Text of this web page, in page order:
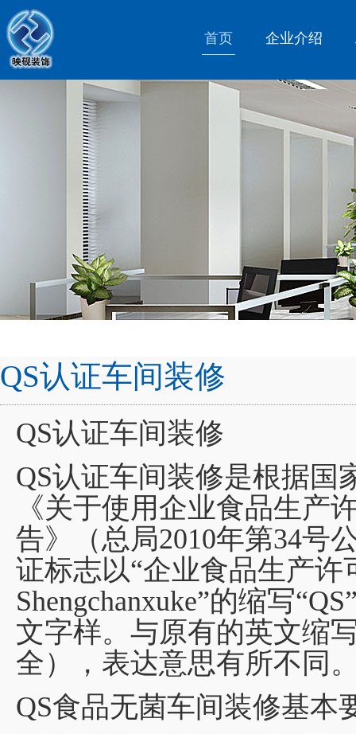
首页 企业介绍
QS认证车间装修
QS认证车间装修
QS认证车间装修是根据国
《关于使用企业食品生产
告》（总局2010年第34号
证标志以“企业食品生产许
Shengchanxuke”的缩写
文字样。与原有的英文缩
全），表达意思有所不同
QS食品无菌车间装修基本